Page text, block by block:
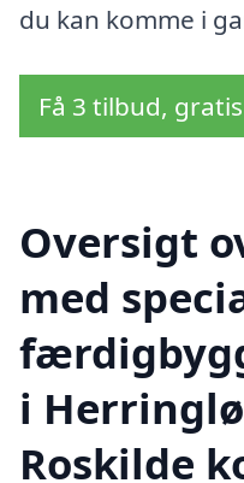
du kan komme i
Få 3 tilbud,
Oversigt
med
i
Roskilde